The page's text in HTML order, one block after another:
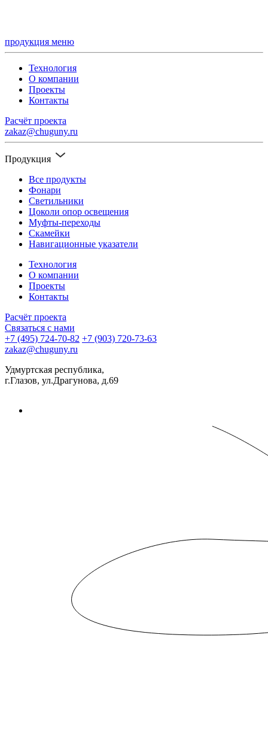
продукция меню
Технология
О компании
Проекты
Контакты
Расчёт проекта
zakaz@chuguny.ru
Продукция
Все продукты
Фонари
Светильники
Цоколи опор освещения
Муфты-переходы
Скамейки
Навигационные указатели
Технология
О компании
Проекты
Контакты
Расчёт проекта
Связаться с нами
+7 (495) 724-70-82 +7 (903) 720-73-63
zakaz@chuguny.ru
Удмуртская республика,
г.Глазов, ул.Драгунова, д.69